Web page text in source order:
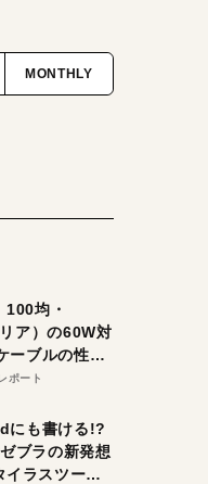
MONTHLY
100均・
ア）の60W対
ーブルの性能
スパの1本を
ポート
にも書ける!?
ブラの新発想
イラスツーウ